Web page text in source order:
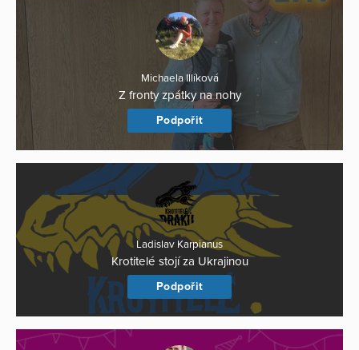
Michaela Illíková
Z fronty zpátky na nohy
Podpořit
Ladislav Karpianus
Krotitelé stojí za Ukrajinou
Podpořit